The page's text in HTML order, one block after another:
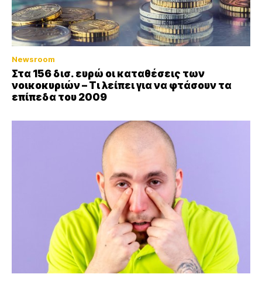
Newsroom
Στα 156 δισ. ευρώ οι καταθέσεις των
νοικοκυριών – Τι λείπει για να φτάσουν τα
επίπεδα του 2009